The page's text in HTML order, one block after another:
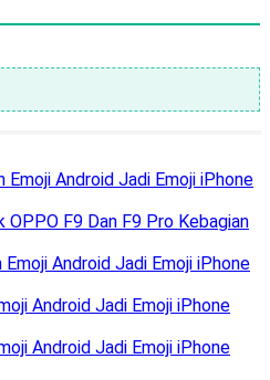
Emoji Android Jadi Emoji iPhone
OPPO F9 Dan F9 Pro Kebagian
Emoji Android Jadi Emoji iPhone
Android Jadi Emoji iPhone
Android Jadi Emoji iPhone